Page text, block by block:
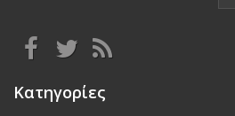
Κατηγορίες